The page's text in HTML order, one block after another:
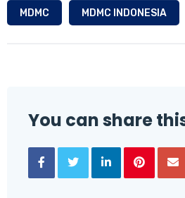
MDMC MDMC INDONESIA
You can share